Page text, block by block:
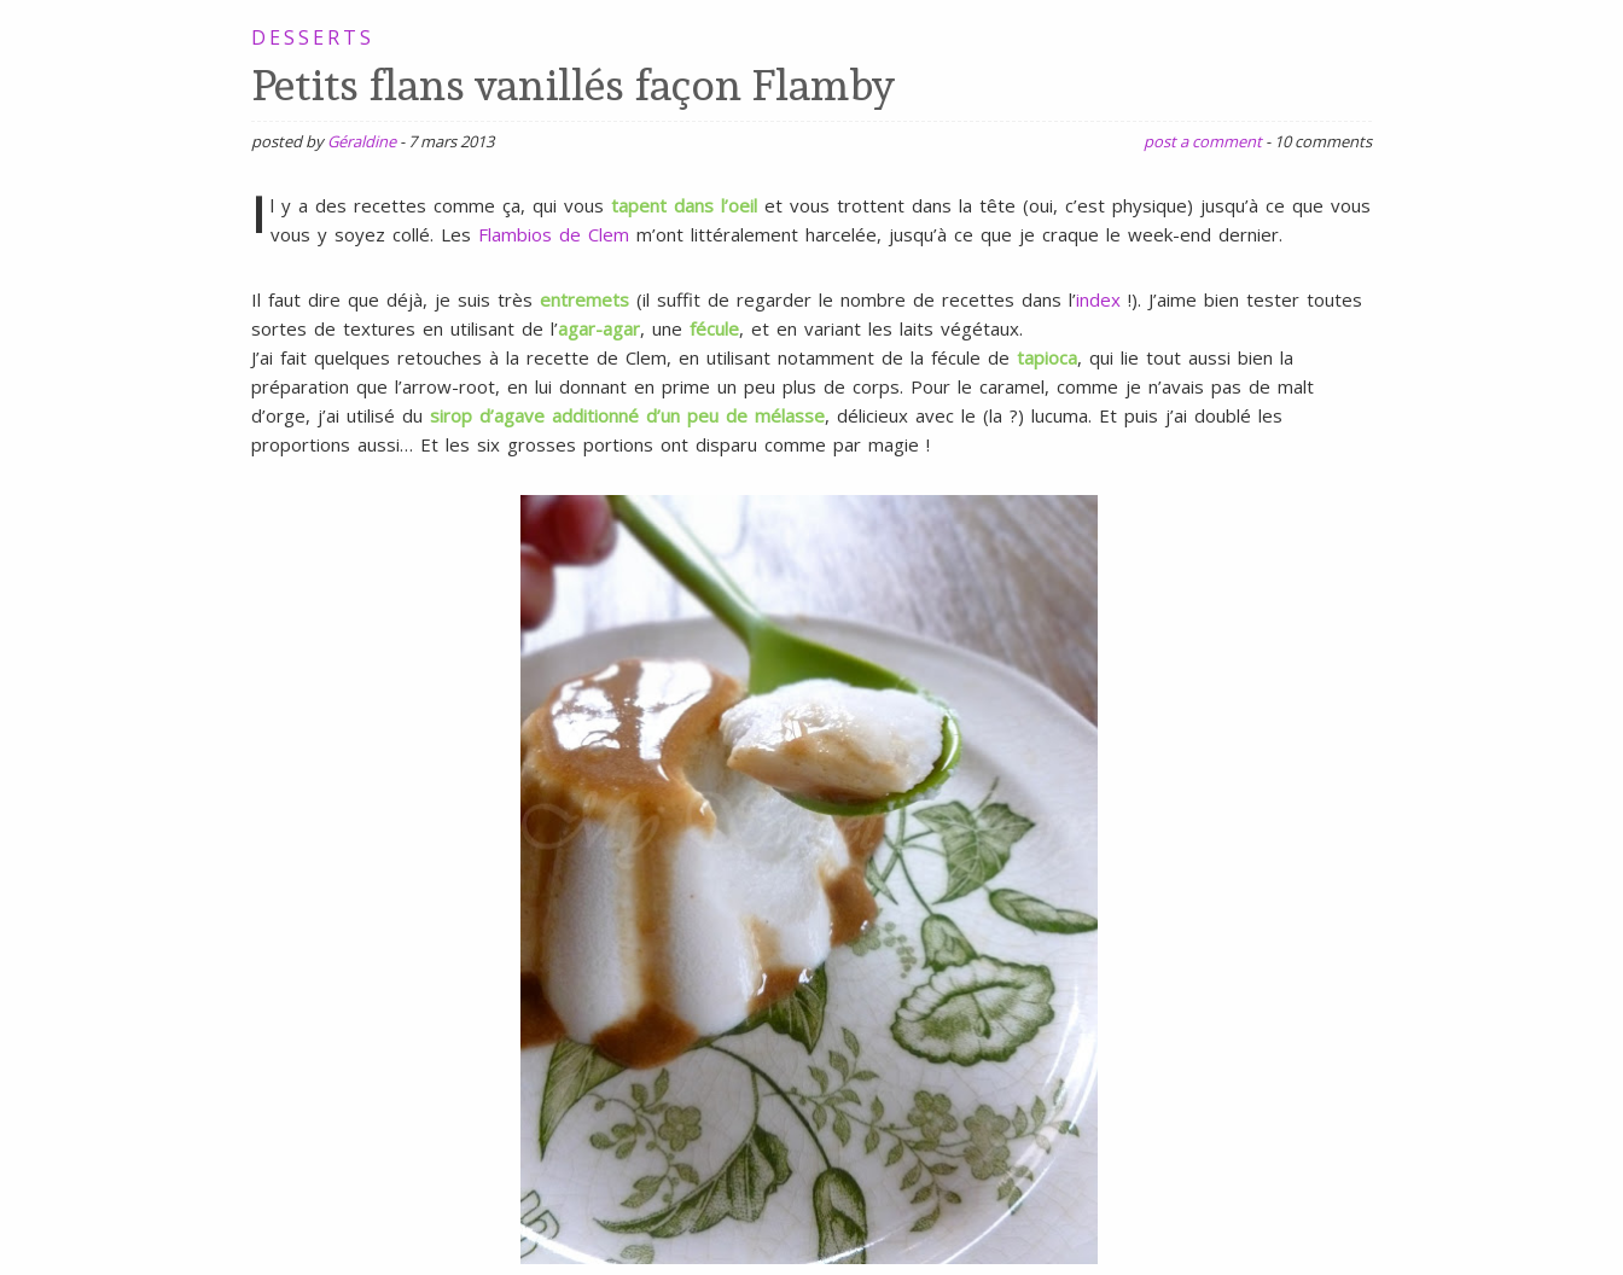
lait
SANS
GLUTEN,
SANS
LAIT,
SOJA,
ŒUFS
DESSERTS
Petits flans vanillés façon Flamby
posted byGéraldine - 7 mars 2013 post a comment - 10 comments
I l y a des recettes comme ça, qui vous tapent dans l’oeilet vous trottent dans la tête (oui, c’est physique) jusqu’à ce que vous
vous y soyez collé. Les Flambios de Clem m’ont littéralement harcelée, jusqu’à ce que je craque le week-end dernier.
Il faut dire que déjà, je suis très entremets(il suffit de regarder le nombre de recettes dans l’index!). J’aime bien tester toutes
sortes de textures en utilisant de l’agar-agar, une fécule, et en variant les laits végétaux.
J’ai fait quelques retouches à la recette de Clem, en utilisant notamment de la fécule de tapioca, qui lie tout aussi bien la
préparation que l’arrow-root, en lui donnant en prime un peu plus de corps. Pour le caramel, comme je n’avais pas de malt
d’orge, j’ai utilisé du sirop d’agave additionné d’un peu de mélasse, délicieux avec le (la ?) lucuma. Et puis j’ai doublé les
proportions aussi… Et les six grosses portions ont disparu comme par magie !